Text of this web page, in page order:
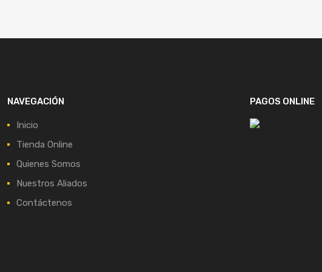
NAVEGACIÓN
Inicio
Tienda Online
Quienes Somos
Nuestros Aliados
Contáctenos
PAGOS ONLINE